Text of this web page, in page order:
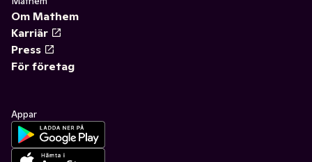
Om Mathem
Karriär
Press
För företag
Appar